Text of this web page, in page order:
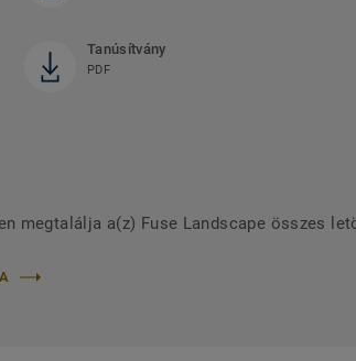
Tanúsítvány
PDF
megtalálja a(z) Fuse Landscape összes